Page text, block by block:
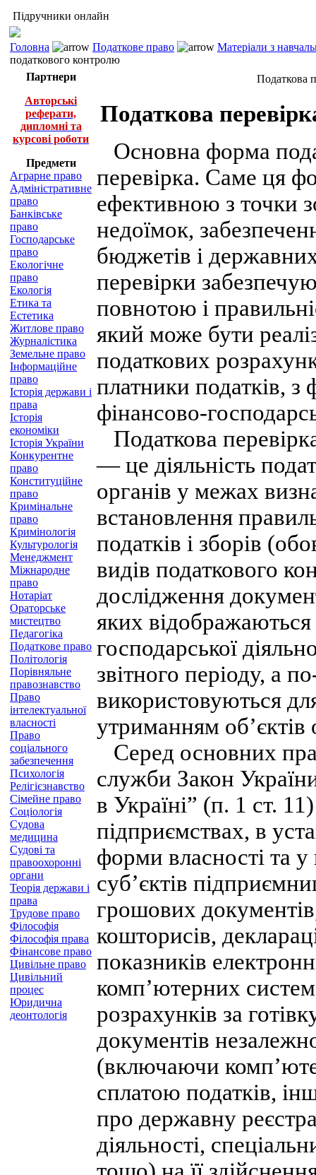
Підручники онлайн
Головна Податкове право
Матеріали з
податкового контролю
Партнери
Авторські
реферати,
дипломні та
курсові роботи
Предмети
Аграрне право
Адміністративне
право
Банківське
право
Господарське
право
Екологічне
право
Екологія
Етика та
Естетика
Житлове право
Журналістика
Земельне право
Інформаційне
право
Історія держави і
права
Історія
економіки
Історія України
Конкурентне
право
Конституційне
право
Кримінальне
право
Кримінологія
Культурологія
Менеджмент
Міжнародне
право
Нотаріат
Ораторське
мистецтво
Педагогіка
Податкове право
Політологія
Порівняльне
правознавство
Право
інтелектуальної
власності
Право
соціального
забезпечення
Психологія
Релігієзнавство
Сімейне право
Соціологія
Судова
медицина
Судові та
правоохоронні
органи
Теорія держави і
права
Трудове право
Філософія
Філософія права
Фінансове право
Цивільне право
Цивільний
процес
Юридична
деонтологія
Податкова
Податкова
Основна форма
перевірка. Саме ця
ефективною з точки
недоїмок,
бюджетів і
перевірки
повнотою і
який може бути
податкових
платники податків,
фінансово-
Податкова
— це діяльність
органів у межах
встановлення
податків і зборів
видів податкового
дослідження
яких відображаються
господарської
звітного періоду, а
використовуються
утриманням об’єктів
Серед основних
служби Закон
в Україні” (п. 1 ст.
підприємствах, в
форми власності та
суб’єктів
грошових
кошторисів,
показників
комп’ютерних
розрахунків за
документів
(включаючи
сплатою податків,
про державну
діяльності,